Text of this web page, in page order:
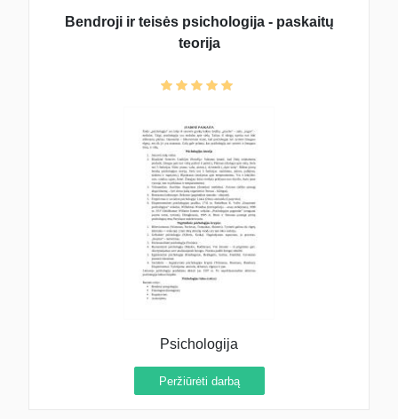
Bendroji ir teisės psichologija - paskaitų
teorija
Psichologija
Peržiūrėti darbą